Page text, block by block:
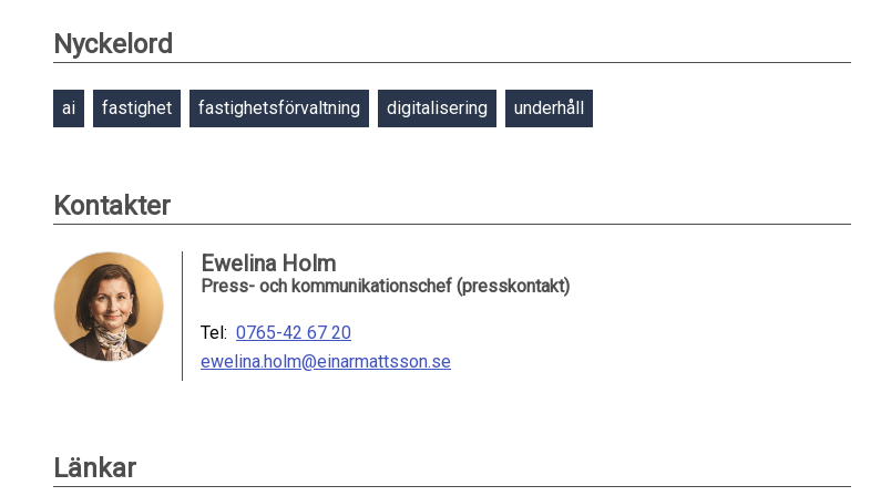
Nyckelord
ai fastighet fastighetsförvaltning digitalisering underhåll
Kontakter
Ewelina Holm
Press- och kommunikationschef (presskontakt)
Tel: 0765-42 67 20
ewelina.holm@einarmattsson.se
Länkar